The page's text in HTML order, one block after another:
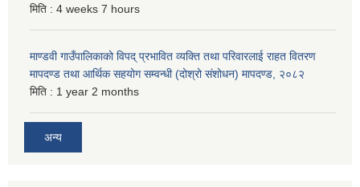
मिति : 4 weeks 7 hours
माण्डवी गाउँपालिकाको विपद् प्रभावित व्यक्ति तथा परिवारलाई राहत वितरण
मापदण्ड तथा आर्थिक सहयोग सम्वन्धी (दोश्रो संशोधन) मापदण्ड, २०८२
मिति : 1 year 2 months
अन्य